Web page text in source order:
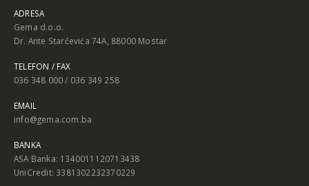
ADRESA
Gema d.o.o.
Dr. Ante Starčevića 74A, 88000 Mostar
TELEFON / FAX
036 348 000 / 036 349 258
EMAIL
info@gema.com.ba
BANKA
ASA Banka: 1340011120713438
UniCredit: 3381302232370229